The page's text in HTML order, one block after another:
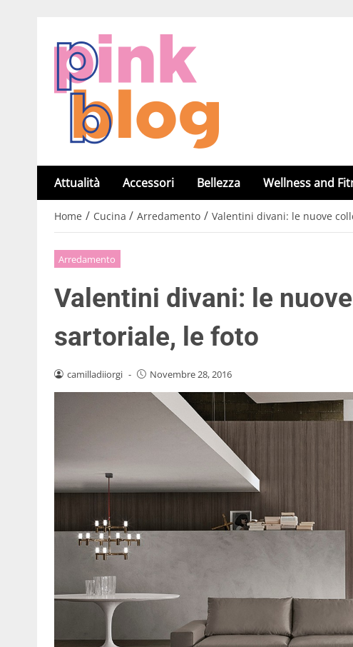
Attualità Accessori Bellezza Wellness and
Home / Cucina / Arredamento / Valentini divani: le nuove
Arredamento
Valentini divani: le
sartoriale, le foto
camilladiiorgi - Novembre 28, 2016